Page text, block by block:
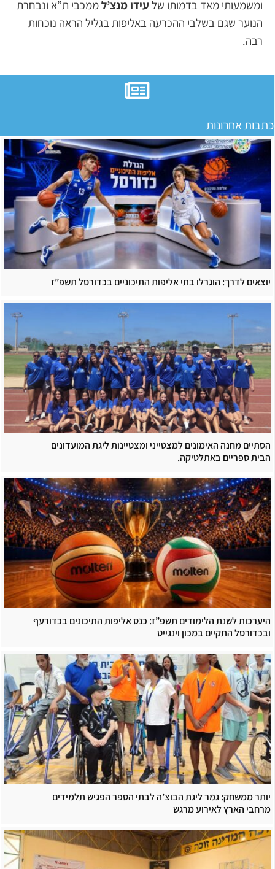
ומשמעותי מאד בדמותו של עידו מנצ’לממכבי ת”א ונבחרת
הנוער שגם בשלבי ההכרעה באליפות בגליל הראה נוכחות
רבה.
כתבות אחרונות
יוצאים לדרך: הוגרלו בתי אליפות התיכוניים בכדורסל תשפ”ז
הסתיים מחנה האימונים למצטייני ומצטיינות ליגת המועדונים
הבית ספריים באתלטיקה.
היערכות לשנת הלימודים תשפ”ז: כנס אליפות התיכונים בכדורעף
ובכדורסל התקיים במכון וינגייט
יותר ממשחק: גמר ליגת הבוצ’ה לבתי הספר הפגיש תלמידים
מרחבי הארץ לאירוע מרגש